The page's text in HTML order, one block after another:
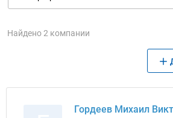
Найдено 2 компании
Гордеев Михаил